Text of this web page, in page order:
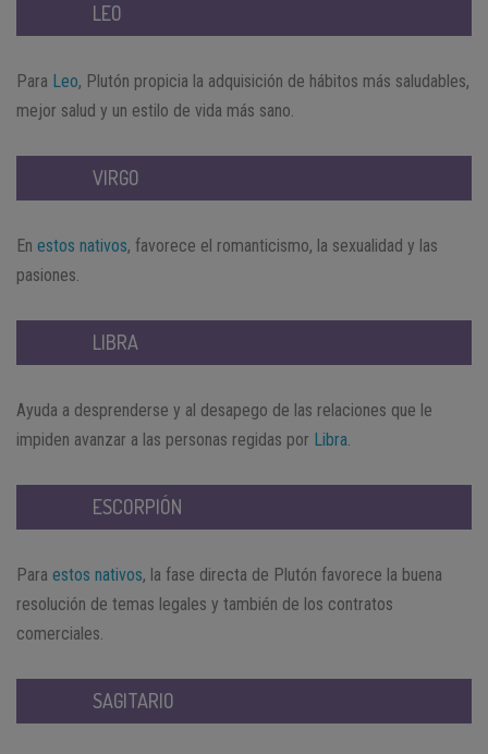
LEO
Para Leo, Plutón propicia la adquisición de hábitos más saludables,
mejor salud y un estilo de vida más sano.
VIRGO
En estos nativos, favorece el romanticismo, la sexualidad y las
pasiones.
LIBRA
Ayuda a desprenderse y al desapego de las relaciones que le
impiden avanzar a las personas regidas por Libra.
ESCORPIÓN
Para estos nativos, la fase directa de Plutón favorece la buena
resolución de temas legales y también de los contratos
comerciales.
SAGITARIO